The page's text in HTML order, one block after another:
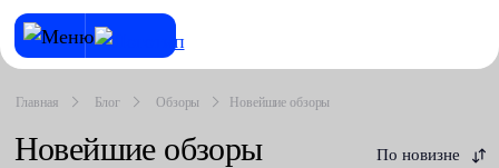
Главная Блог Обзоры Новейшие обзоры
Новейшие обзоры По новизне